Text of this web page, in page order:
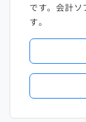
です。会計ソ
す。